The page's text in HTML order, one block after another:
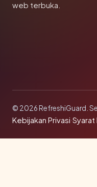
web terbuka.
© 2026 RefreshiGuard.
Kebijakan Privasi·Syarat